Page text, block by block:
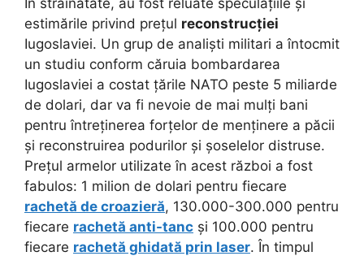
estimările privind prețul reconstrucției
Iugoslaviei. Un grup de analiști militari a întocmit
un studiu conform căruia bombardarea
Iugoslaviei a costat țările NATO peste 5 miliarde
de dolari, dar va fi nevoie de mai mulți bani
pentru întreținerea forțelor de menținere a păcii
și reconstruirea podurilor și șoselelor distruse.
Prețul armelor utilizate în acest război a fost
fabulos: 1 milion de dolari pentru fiecare
rachetă de croazieră, 130.000-300.000 pentru
fiecare rachetă anti-tanc și 100.000 pentru
fiecare rachetă ghidată prin laser. În timpul